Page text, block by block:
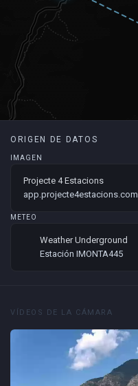
ORIGEN DE DATOS
IMAGEN
Projecte 4 Estacions
app.projecte4estacions.com
METEO
Weather Underground
Estación IMONTA445
VÍDEOS DE LA CÁMARA